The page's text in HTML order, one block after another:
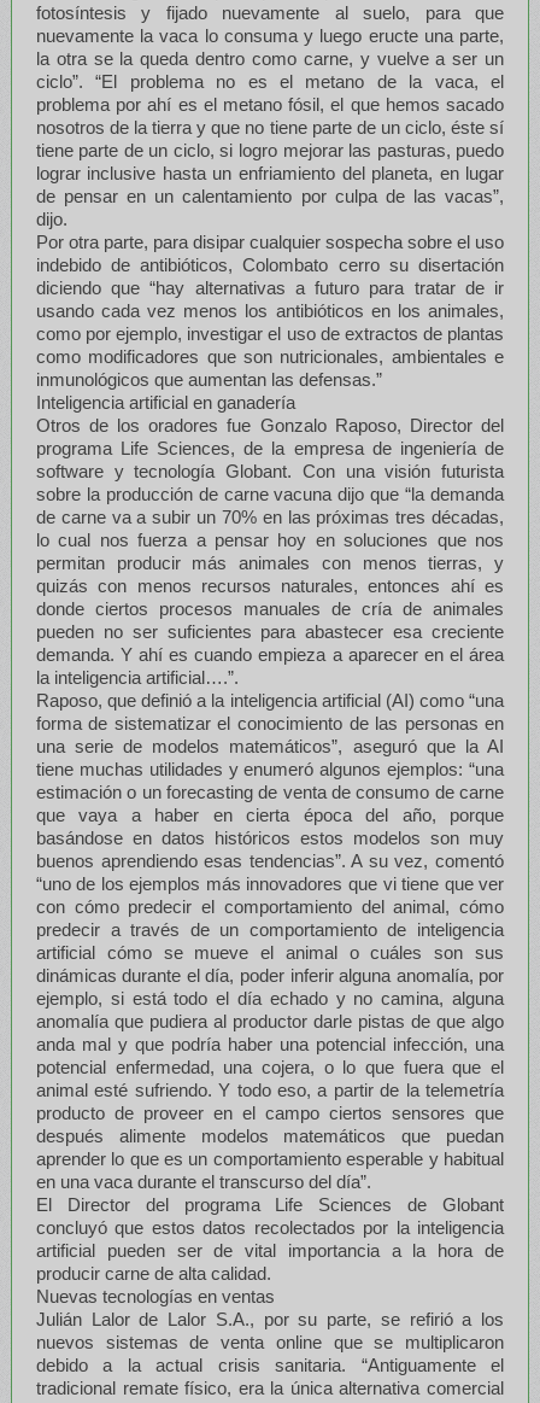
fotosíntesis y fijado nuevamente al suelo, para que
nuevamente la vaca lo consuma y luego eructe una parte,
la otra se la queda dentro como carne, y vuelve a ser un
ciclo”. “El problema no es el metano de la vaca, el
problema por ahí es el metano fósil, el que hemos sacado
nosotros de la tierra y que no tiene parte de un ciclo, éste sí
tiene parte de un ciclo, si logro mejorar las pasturas, puedo
lograr inclusive hasta un enfriamiento del planeta, en lugar
de pensar en un calentamiento por culpa de las vacas”,
dijo.
Por otra parte, para disipar cualquier sospecha sobre el uso
indebido de antibióticos, Colombato cerro su disertación
diciendo que “hay alternativas a futuro para tratar de ir
usando cada vez menos los antibióticos en los animales,
como por ejemplo, investigar el uso de extractos de plantas
como modificadores que son nutricionales, ambientales e
inmunológicos que aumentan las defensas.”
Inteligencia artificial en ganadería
Otros de los oradores fue Gonzalo Raposo, Director del
programa Life Sciences, de la empresa de ingeniería de
software y tecnología Globant. Con una visión futurista
sobre la producción de carne vacuna dijo que “la demanda
de carne va a subir un 70% en las próximas tres décadas,
lo cual nos fuerza a pensar hoy en soluciones que nos
permitan producir más animales con menos tierras, y
quizás con menos recursos naturales, entonces ahí es
donde ciertos procesos manuales de cría de animales
pueden no ser suficientes para abastecer esa creciente
demanda. Y ahí es cuando empieza a aparecer en el área
la inteligencia artificial….”.
Raposo, que definió a la inteligencia artificial (AI) como “una
forma de sistematizar el conocimiento de las personas en
una serie de modelos matemáticos”, aseguró que la AI
tiene muchas utilidades y enumeró algunos ejemplos: “una
estimación o un forecasting de venta de consumo de carne
que vaya a haber en cierta época del año, porque
basándose en datos históricos estos modelos son muy
buenos aprendiendo esas tendencias”. A su vez, comentó
“uno de los ejemplos más innovadores que vi tiene que ver
con cómo predecir el comportamiento del animal, cómo
predecir a través de un comportamiento de inteligencia
artificial cómo se mueve el animal o cuáles son sus
dinámicas durante el día, poder inferir alguna anomalía, por
ejemplo, si está todo el día echado y no camina, alguna
anomalía que pudiera al productor darle pistas de que algo
anda mal y que podría haber una potencial infección, una
potencial enfermedad, una cojera, o lo que fuera que el
animal esté sufriendo. Y todo eso, a partir de la telemetría
producto de proveer en el campo ciertos sensores que
después alimente modelos matemáticos que puedan
aprender lo que es un comportamiento esperable y habitual
en una vaca durante el transcurso del día”.
El Director del programa Life Sciences de Globant
concluyó que estos datos recolectados por la inteligencia
artificial pueden ser de vital importancia a la hora de
producir carne de alta calidad.
Nuevas tecnologías en ventas
Julián Lalor de Lalor S.A., por su parte, se refirió a los
nuevos sistemas de venta online que se multiplicaron
debido a la actual crisis sanitaria. “Antiguamente el
tradicional remate físico, era la única alternativa comercial